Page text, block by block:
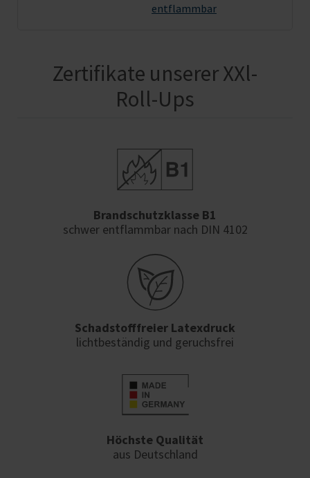
entflammbar
Zertifikate unserer XXl-
Roll-Ups
Brandschutzklasse B1
schwer entflammbar nach DIN 4102
Schadstofffreier Latexdruck
lichtbeständig und geruchsfrei
Höchste Qualität
aus Deutschland